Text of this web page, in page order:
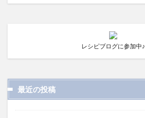
レシピブログに参加中♪
最近の投稿